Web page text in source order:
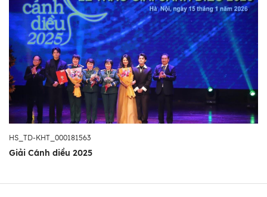
HS_TD-KHT_000181563
Giải Cánh diều 2025